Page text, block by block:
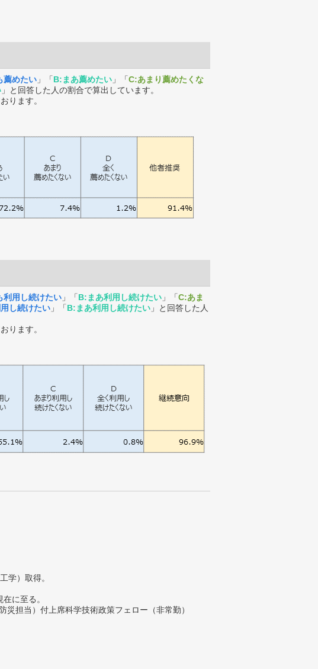
薦めたい 」「B:まあ薦めたい 」「C:あまり薦めたくな
」と回答した人の割合で算出しています。
ります。
利用し続けたい 」「B:まあ利用し続けたい 」「C:あま
し続けたい 」「B:まあ利用し続けたい 」と回答した人
ります。
学）取得。
に至る。
担当）付上席科学技術政策フェロー（非常勤）